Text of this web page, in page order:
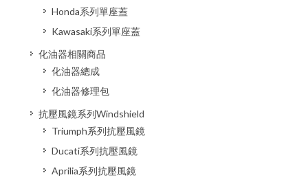
Honda系列單座蓋
Kawasaki系列單座蓋
化油器相關商品
化油器總成
化油器修理包
抗壓風鏡系列Windshield
Triumph系列抗壓風鏡
Ducati系列抗壓風鏡
Aprilia系列抗壓風鏡